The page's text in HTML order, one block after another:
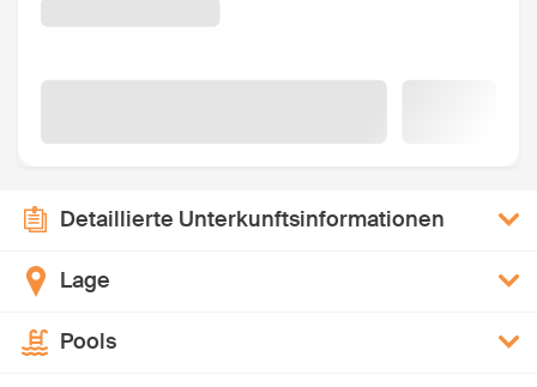
Detaillierte Unterkunftsinformationen
Lage
Pools